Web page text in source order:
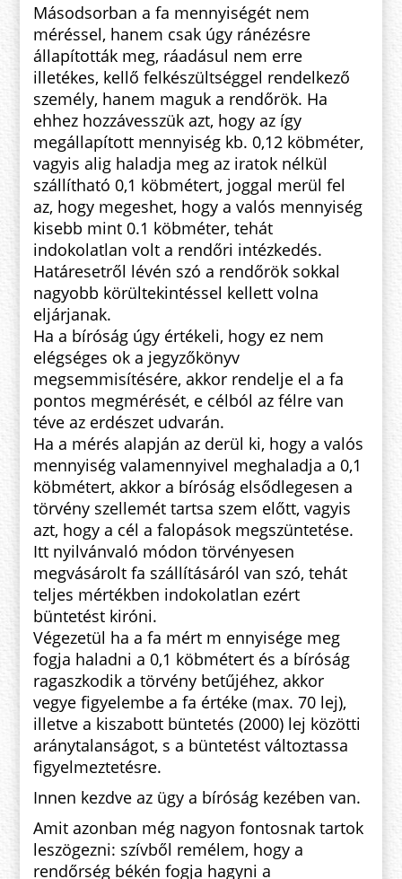
Másodsorban a fa mennyiségét nem
méréssel, hanem csak úgy ránézésre
állapították meg, ráadásul nem erre
illetékes, kellő felkészültséggel rendelkező
személy, hanem maguk a rendőrök. Ha
ehhez hozzávesszük azt, hogy az így
megállapított mennyiség kb. 0,12 köbméter,
vagyis alig haladja meg az iratok nélkül
szállítható 0,1 köbmétert, joggal merül fel
az, hogy megeshet, hogy a valós mennyiség
kisebb mint 0.1 köbméter, tehát
indokolatlan volt a rendőri intézkedés.
Határesetről lévén szó a rendőrök sokkal
nagyobb körültekintéssel kellett volna
eljárjanak.
Ha a bíróság úgy értékeli, hogy ez nem
elégséges ok a jegyzőkönyv
megsemmisítésére, akkor rendelje el a fa
pontos megmérését, e célból az félre van
téve az erdészet udvarán.
Ha a mérés alapján az derül ki, hogy a valós
mennyiség valamennyivel meghaladja a 0,1
köbmétert, akkor a bíróság elsődlegesen a
törvény szellemét tartsa szem előtt, vagyis
azt, hogy a cél a falopások megszüntetése.
Itt nyilvánvaló módon törvényesen
megvásárolt fa szállításáról van szó, tehát
teljes mértékben indokolatlan ezért
büntetést kiróni.
Végezetül ha a fa mért m ennyisége meg
fogja haladni a 0,1 köbmétert és a bíróság
ragaszkodik a törvény betűjéhez, akkor
vegye figyelembe a fa értéke (max. 70 lej),
illetve a kiszabott büntetés (2000) lej közötti
aránytalanságot, s a büntetést változtassa
figyelmeztetésre.
Innen kezdve az ügy a bíróság kezében van.
Amit azonban még nagyon fontosnak tartok
leszögezni: szívből remélem, hogy a
rendőrség békén fogja hagyni a